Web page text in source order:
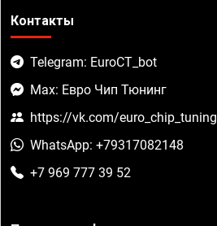
Контакты
Telegram: EuroCT_bot
Max: Евро Чип Тюнинг
https://vk.com/euro_chip_tuning
WhatsApp: +79317082148
+7 969 777 39 52